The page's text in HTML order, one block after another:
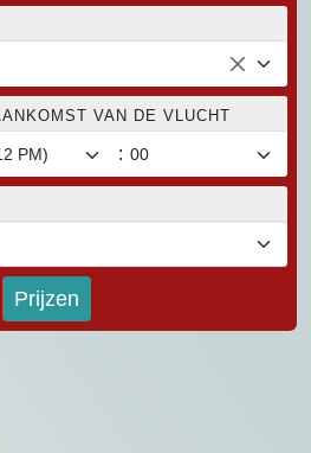
VAN DE VLUCHT
:
Prijzen